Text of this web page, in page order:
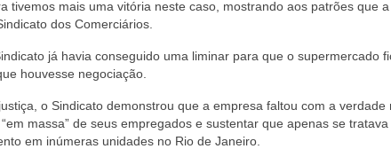
tivemos mais uma vitória neste caso, mostrando aos patrões que
dos Comerciários.
já havia conseguido uma liminar para que o supermercado
houvesse negociação.
o Sindicato demonstrou que a empresa faltou com a
massa” de seus empregados e sustentar que apenas se
em inúmeras unidades no Rio de Janeiro.